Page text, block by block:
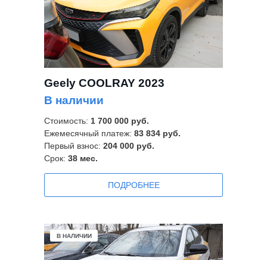
Стоимость: 1 700 000 руб.
Ежемесячный платеж: 83 834 руб.
Первый взнос: 204 000 руб.
Срок: 38 мес.
ПОДРОБНЕЕ
Geely COOLRAY 2023
В наличии
В НАЛИЧИИ